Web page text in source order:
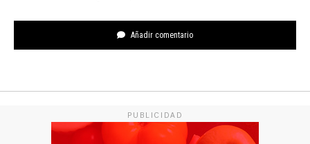
Añadir comentario
PUBLICIDAD